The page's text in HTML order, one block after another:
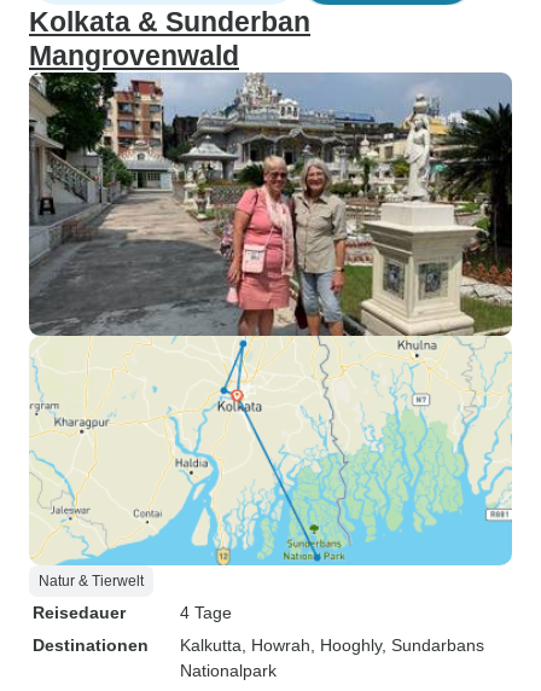
Kolkata & Sunderban
Mangrovenwald
Natur & Tierwelt
Reisedauer
4 Tage
Destinationen
Kalkutta , Howrah , Hooghly, Sundarbans
Nationalpark